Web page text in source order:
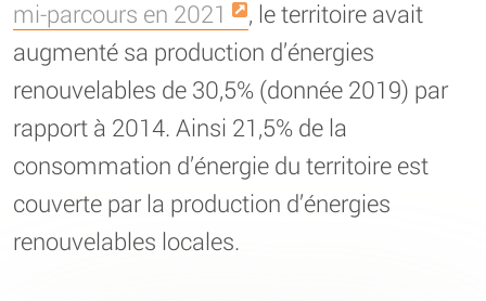
mi-parcours en 2021
, le territoire avait
augmenté sa production d’énergies
renouvelables de 30,5% (donnée 2019) par
rapport à 2014. Ainsi 21,5% de la
consommation d’énergie du territoire est
couverte par la production d’énergies
renouvelables locales.